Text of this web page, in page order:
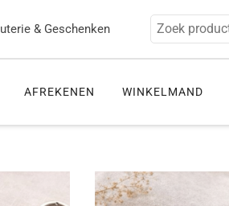
& Geschenken Zoeken naar:
AFREKENEN WINKELMAND